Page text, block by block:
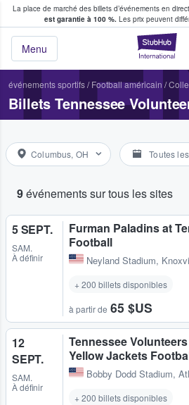
La place de marché des billets d’événements en
est garantie à 100 %. Les prix peuvent
Menu
fans achètent et
événements sportifs/ Football américain /
Billets Tennessee
Columbus, OH Toutes
9événements sur tous les sites
5 SEPT.
SAM.
À définir
Furman Paladins at
Football
Neyland Stadium,
+ 200 billets disponibles
à partir de 65 $US
12
SEPT.
SAM.
À définir
Tennessee
Yellow Jackets
Bobby Dodd Stadium,
+ 200 billets disponibles